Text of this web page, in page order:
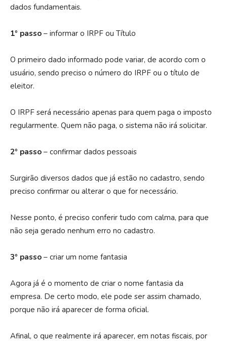
dados fundamentais.
1º passo – informar o IRPF ou Título
O primeiro dado informado pode variar, de acordo com o
usuário, sendo preciso o número do IRPF ou o título de
eleitor.
O IRPF será necessário apenas para quem paga o imposto
regularmente. Quem não paga, o sistema não irá solicitar.
2º passo – confirmar dados pessoais
Surgirão diversos dados que já estão no cadastro, sendo
preciso confirmar ou alterar o que for necessário.
Nesse ponto, é preciso conferir tudo com calma, para que
não seja gerado nenhum erro no cadastro.
3º passo – criar um nome fantasia
Agora já é o momento de criar o nome fantasia da
empresa. De certo modo, ele pode ser assim chamado,
porque não irá aparecer de forma oficial.
Afinal, o que realmente irá aparecer, em notas fiscais, por